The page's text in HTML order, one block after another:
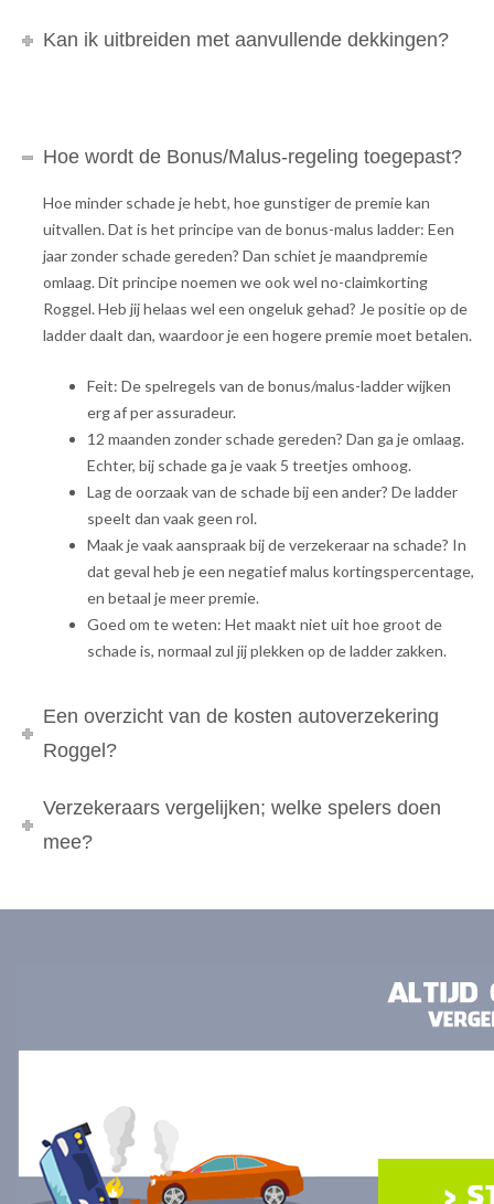
Kan ik uitbreiden met aanvullende dekkingen?
Hoe wordt de Bonus/Malus-regeling toegepast?
Hoe minder schade je hebt, hoe gunstiger de premie kan
uitvallen. Dat is het principe van de bonus-malus ladder: Een
jaar zonder schade gereden? Dan schiet je maandpremie
omlaag. Dit principe noemen we ook wel no-claimkorting
Roggel. Heb jij helaas wel een ongeluk gehad? Je positie op de
ladder daalt dan, waardoor je een hogere premie moet betalen.
Feit: De spelregels van de bonus/malus-ladder wijken
erg af per assuradeur.
12 maanden zonder schade gereden? Dan ga je omlaag.
Echter, bij schade ga je vaak 5 treetjes omhoog.
Lag de oorzaak van de schade bij een ander? De ladder
speelt dan vaak geen rol.
Maak je vaak aanspraak bij de verzekeraar na schade? In
dat geval heb je een negatief malus kortingspercentage,
en betaal je meer premie.
Goed om te weten: Het maakt niet uit hoe groot de
schade is, normaal zul jij plekken op de ladder zakken.
Een overzicht van de kosten autoverzekering
Roggel?
Verzekeraars vergelijken; welke spelers doen
mee?